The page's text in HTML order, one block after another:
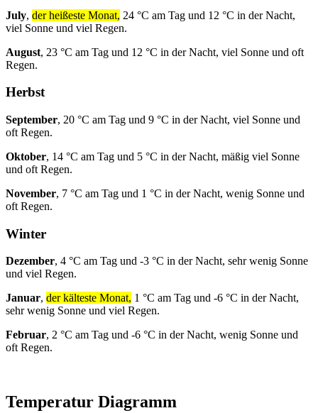
July, der heißeste Monat, 24 °C am Tag und 12 °C in der Nacht,
viel Sonne und viel Regen.
August, 23 °C am Tag und 12 °C in der Nacht, viel Sonne und oft
Regen.
Herbst
September, 20 °C am Tag und 9 °C in der Nacht, viel Sonne und
oft Regen.
Oktober, 14 °C am Tag und 5 °C in der Nacht, mäßig viel Sonne
und oft Regen.
November, 7 °C am Tag und 1 °C in der Nacht, wenig Sonne und
oft Regen.
Winter
Dezember, 4 °C am Tag und -3 °C in der Nacht, sehr wenig Sonne
und viel Regen.
Januar, der kälteste Monat, 1 °C am Tag und -6 °C in der Nacht,
sehr wenig Sonne und viel Regen.
Februar, 2 °C am Tag und -6 °C in der Nacht, wenig Sonne und
oft Regen.
Temperatur Diagramm